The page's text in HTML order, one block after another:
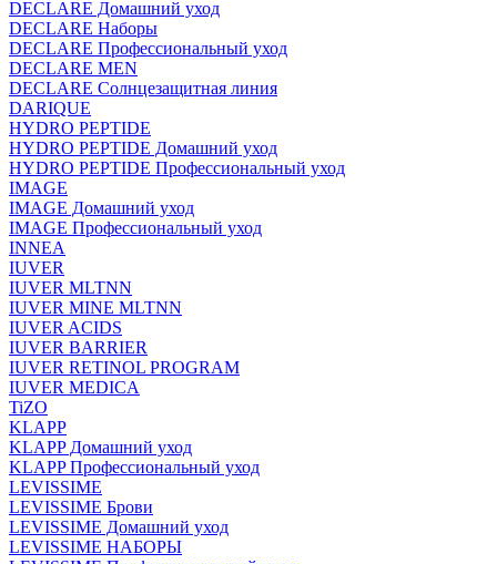
DECLARE Домашний уход
DECLARE Наборы
DECLARE Профессиональный уход
DECLARE MEN
DECLARE Солнцезащитная линия
DARIQUE
HYDRO PEPTIDE
HYDRO PEPTIDE Домашний уход
HYDRO PEPTIDE Профессиональный уход
IMAGE
IMAGE Домашний уход
IMAGE Профессиональный уход
INNEA
IUVER
IUVER MLTNN
IUVER MINE MLTNN
IUVER ACIDS
IUVER BARRIER
IUVER RETINOL PROGRAM
IUVER MEDICA
TiZO
KLAPP
KLAPP Домашний уход
KLAPP Профессиональный уход
LEVISSIME
LEVISSIME Брови
LEVISSIME Домашний уход
LEVISSIME НАБОРЫ